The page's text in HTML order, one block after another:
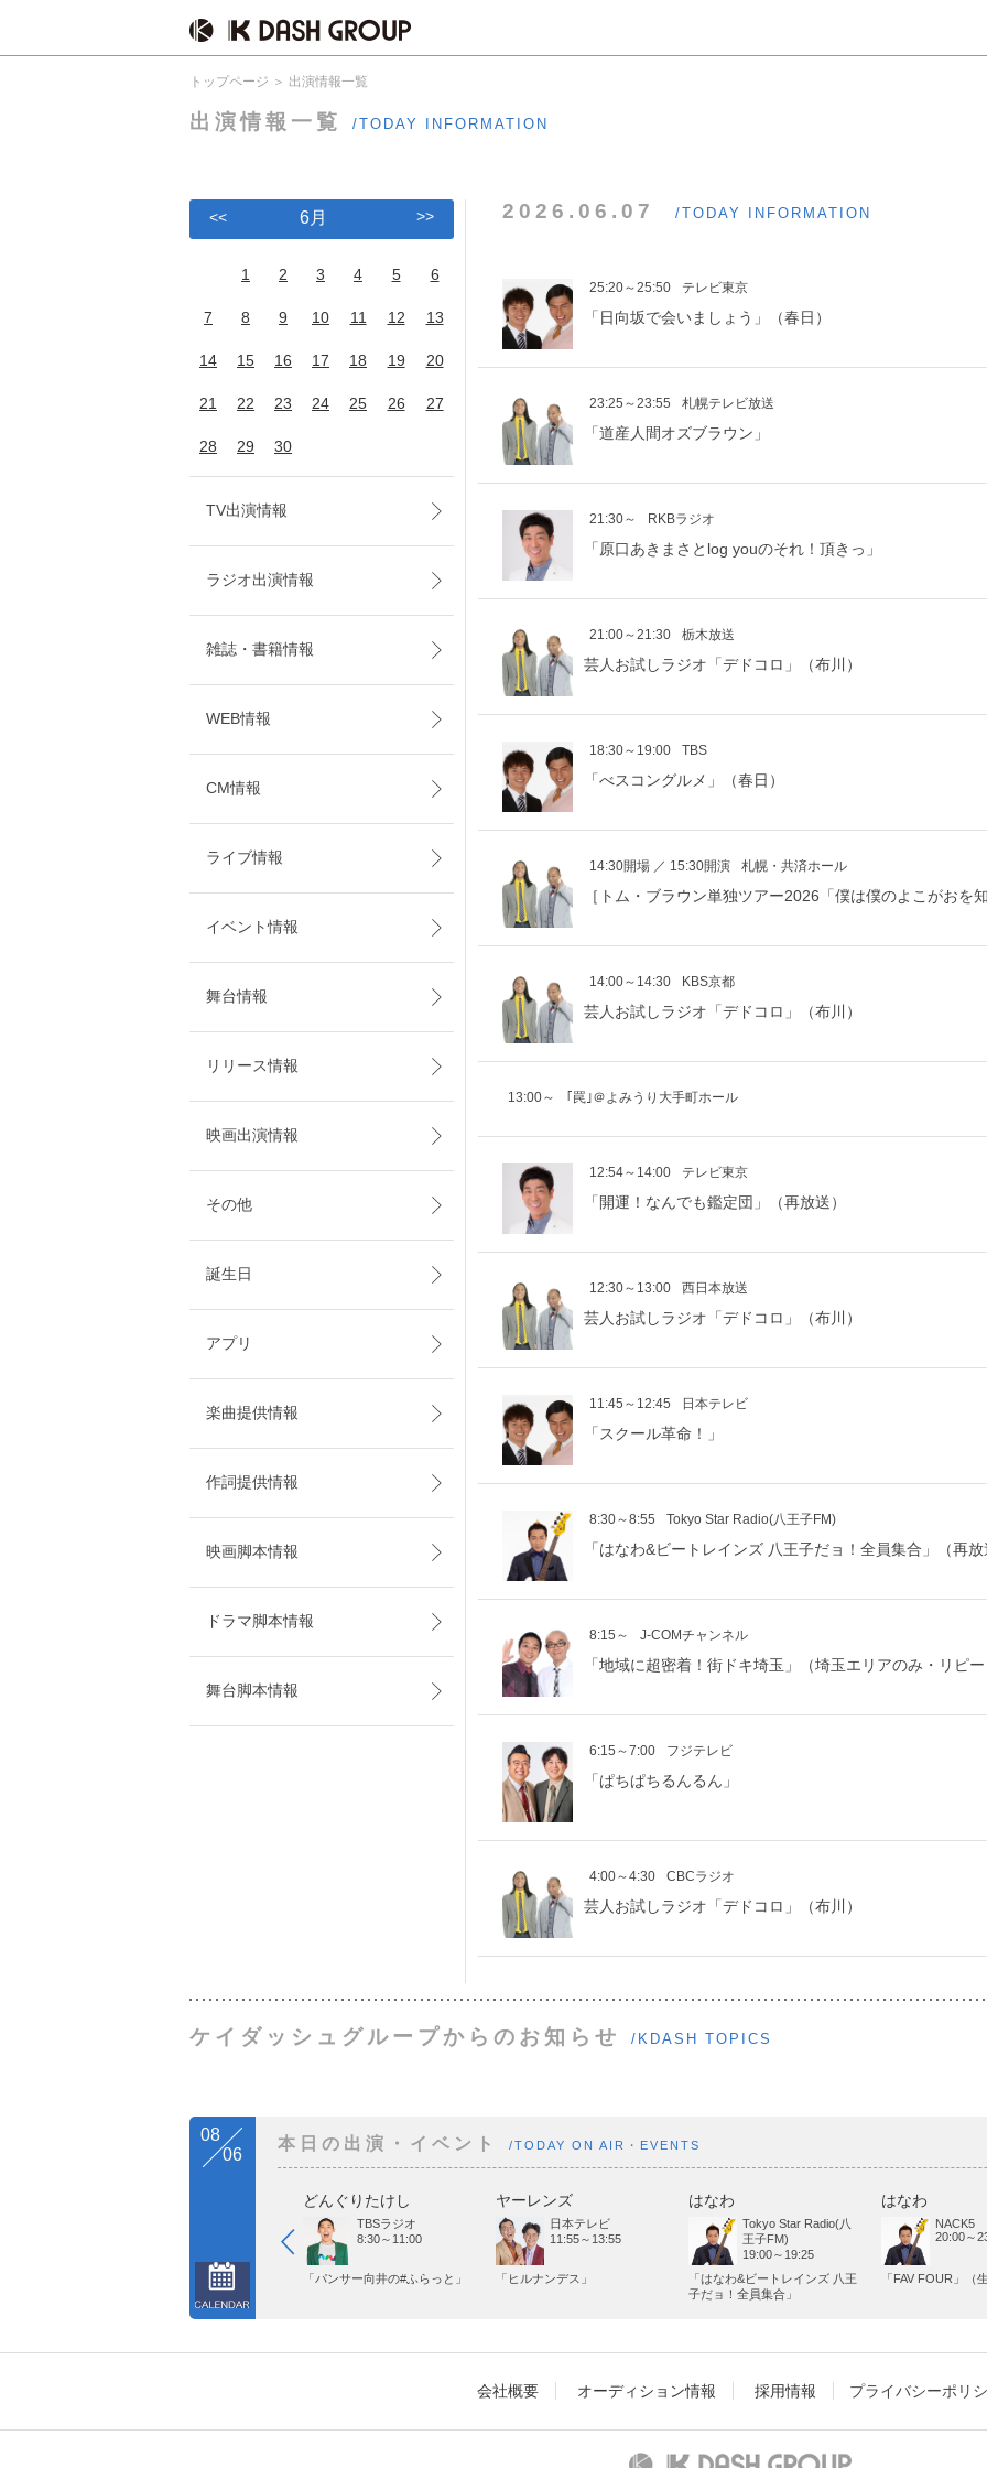
トップページ 出演情報一覧
出演情報一覧 /TODAY INFORMATION
2026.06.07 /TODAY INFORMATION
25:20～25:50 テレビ東京
「日向坂で会いましょう」（春日）
23:25～23:55 札幌テレビ放送
「道産人間オズブラウン」
21:30～ RKBラジオ
「原口あきまさとlog youのそれ！頂きっ」
21:00～21:30 栃木放送
芸人お試しラジオ「デドコロ」（布川）
18:30～19:00 TBS
「べスコングルメ」（春日）
14:30開場 ／ 15:30開演 札幌・共済ホール
［トム・ブラウン単独ツアー2026「僕は僕のよこがおを
14:00～14:30 KBS京都
芸人お試しラジオ「デドコロ」（布川）
13:00～ ｢罠｣＠よみうり大手町ホール
12:54～14:00 テレビ東京
「開運！なんでも鑑定団」（再放送）
12:30～13:00 西日本放送
芸人お試しラジオ「デドコロ」（布川）
11:45～12:45 日本テレビ
「スクール革命！」
8:30～8:55 Tokyo Star Radio(八王子FM)
「はなわ&ビートレインズ 八王子だョ！全員集合」（再放
8:15～ J-COMチャンネル
「地域に超密着！街ドキ埼玉」（埼玉エリアのみ・リピー
6:15～7:00 フジテレビ
「ぱちぱちるんるん」
4:00～4:30 CBCラジオ
芸人お試しラジオ「デドコロ」（布川）
<< 6月 >>
1 2 3 4 5 6
7 8 9 10 11 12 13
14 15 16 17 18 19 20
21 22 23 24 25 26 27
28 29 30
TV出演情報
ラジオ出演情報
雑誌・書籍情報
WEB情報
CM情報
ライブ情報
イベント情報
舞台情報
リリース情報
映画出演情報
その他
誕生日
アプリ
楽曲提供情報
作詞提供情報
映画脚本情報
ドラマ脚本情報
舞台脚本情報
ケイダッシュグループからのお知らせ /KDASH TOPICS
08
06
本日の出演・イベント /TODAY ON AIR・EVENTS
どんぐりたけし
TBSラジオ
8:30～11:00
「パンサー向井の#ふらっと」
ヤーレンズ
日本テレビ
11:55～13:55
「ヒルナンデス」
はなわ
Tokyo Star Radio(八
王子FM)
19:00～19:25
「はなわ&ビートレインズ 八王
子だョ！全員集合」
はなわ
NACK5
20:00～
「FAV FOUR」（
会社概要 オーディション情報 採用情報 プライバシーポリ